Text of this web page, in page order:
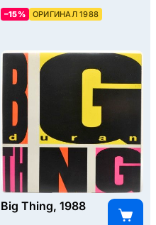
–15% ОРИГИНАЛ 1988
Big Thing, 1988